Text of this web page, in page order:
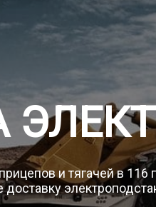
и тягачей в
доставку